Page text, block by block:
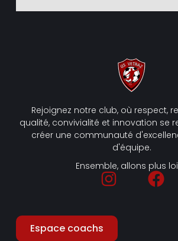
Rejoignez notre club, où respect,
qualité, convivialité et innovation se
créer une communauté
d'équipe.
Ensemble, allons plus
Espace coachs